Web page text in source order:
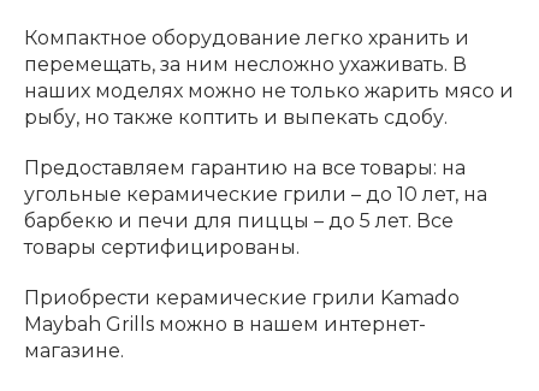
Компактное оборудование легко хранить и
перемещать, за ним несложно ухаживать. В
наших моделях можно не только жарить мясо и
рыбу, но также коптить и выпекать сдобу.
Предоставляем гарантию на все товары: на
угольные керамические грили – до 10 лет, на
барбекю и печи для пиццы – до 5 лет. Все
товары сертифицированы.
Приобрести керамические грили Kamado
Maybah Grills можно в нашем интернет-
магазине.